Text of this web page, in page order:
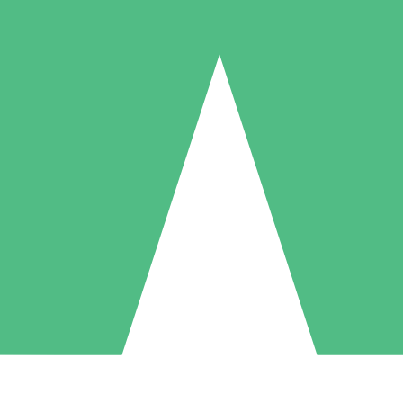
Individuella Kreditpaket
per användning med nedladdningskrediter. Inget månatligt åtagande
5 Nedladdningar
US$